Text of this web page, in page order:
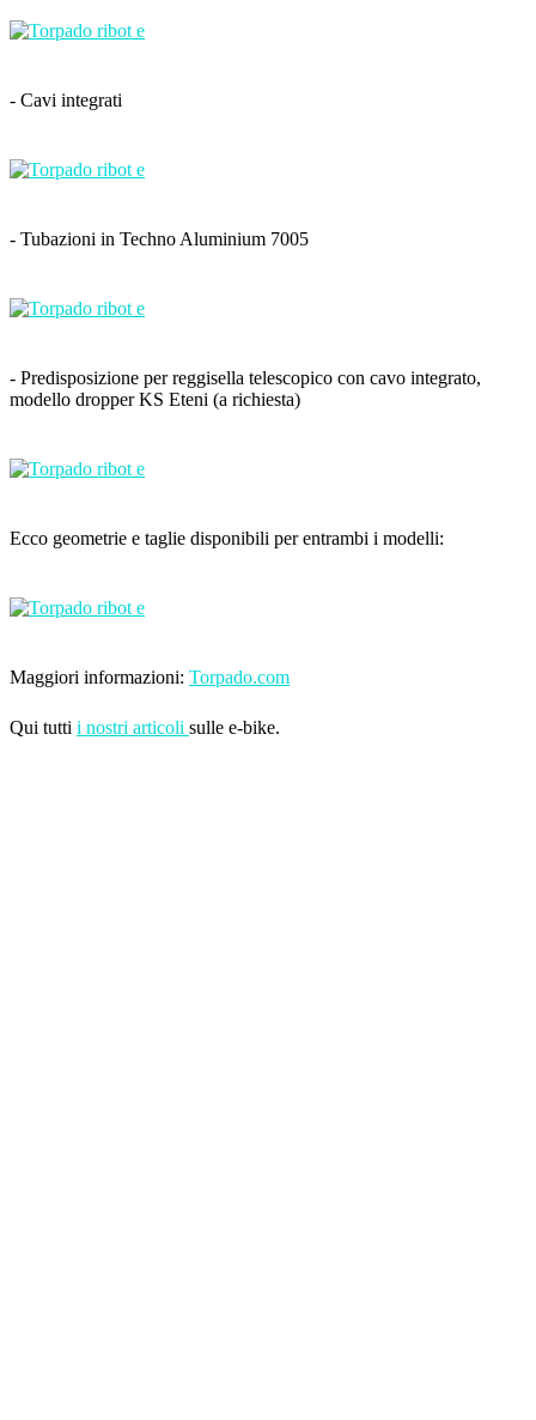
- Cavi integrati
- Tubazioni in Techno Aluminium 7005
- Predisposizione per reggisella telescopico con cavo integrato,
modello dropper KS Eteni (a richiesta)
Ecco geometrie e taglie disponibili per entrambi i modelli:
Maggiori informazioni: Torpado.com
Qui tutti i nostri articoli sulle e-bike.